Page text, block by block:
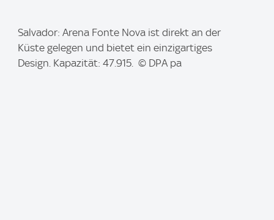
m
Salvador: Arena Fonte Nova ist direkt an der
Küste gelegen und bietet ein einzigartiges
Design. Kapazität: 47.915. © DPA pa